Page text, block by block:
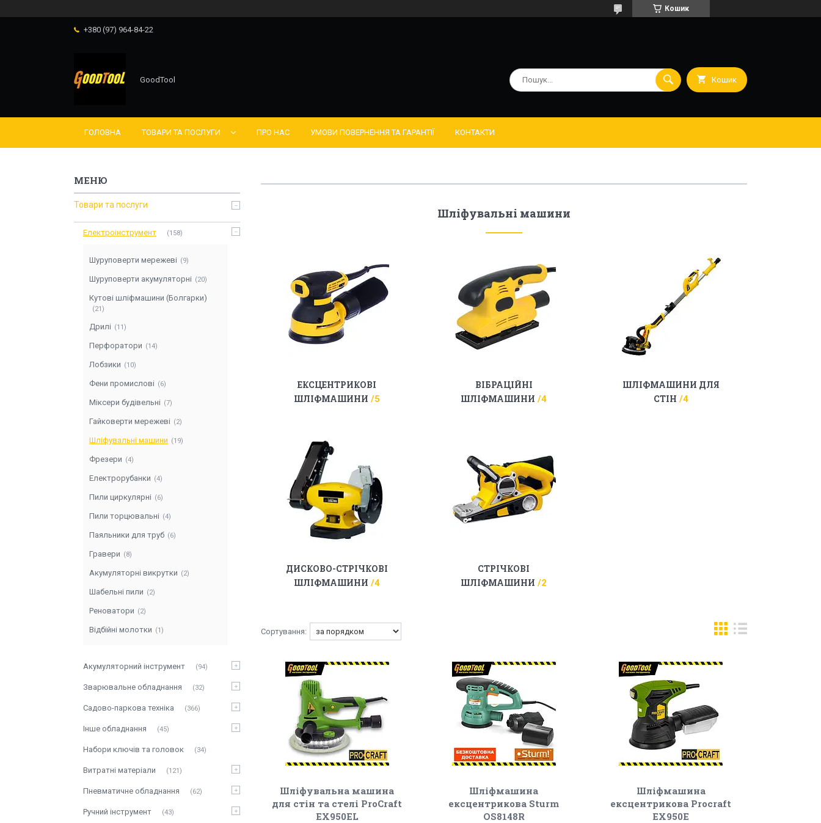
Кошик
+380 (97) 964-84-22
GoodTool Кошик
ГОЛОВНА ТОВАРИ ТА ПОСЛУГИ ПРО НАС УМОВИ ПОВЕРНЕННЯ ТА ГАРАНТІЇ КОНТАКТИ
Шліфувальні машини
ЕКСЦЕНТРИКОВІ
ШЛІФМАШИНИ
5
ВІБРАЦІЙНІ
ШЛІФМАШИНИ
4
ШЛІФМАШИНИ ДЛЯ
СТІН 4
ДИСКОВО-СТРІЧКОВІ
ШЛІФМАШИНИ
4
СТРІЧКОВІ
ШЛІФМАШИНИ
2
Шліфувальна машина
для стін та стелі ProCraft
EX950EL
Шліфмашина
ексцентрикова Sturm
OS8148R
Шліфмашина
ексцентрикова Procraft
EX950E
Товари та послуги
Електроінструмент 158
Шуруповерти мережеві 9
Шуруповерти акумуляторні 20
Кутові шліфмашини (Болгарки)
21
Дрилі 11
Перфоратори 14
Лобзики 10
Фени промислові 6
Міксери будівельні 7
Гайковерти мережеві 2
Шліфувальні машини 19
Фрезери 4
Електрорубанки 4
Пили циркулярні 6
Пили торцювальні 4
Паяльники для труб 6
Гравери 8
Акумуляторні викрутки 2
Шабельні пили 2
Реноватори 2
Відбійні молотки 1
Акумуляторний інструмент 94
Зварювальне обладнання 32
Садово-паркова техніка 366
Інше обладнання 45
Набори ключів та головок 34
Витратні матеріали 121
Пневматичне обладнання 62
Ручний інструмент 43